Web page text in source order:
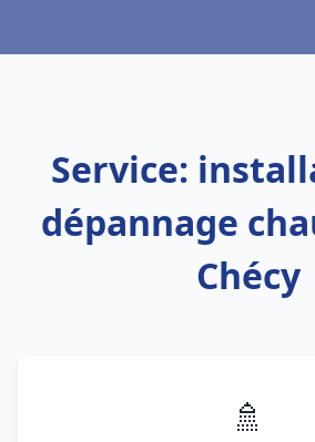
Service:
dépannage
Chécy
🚿